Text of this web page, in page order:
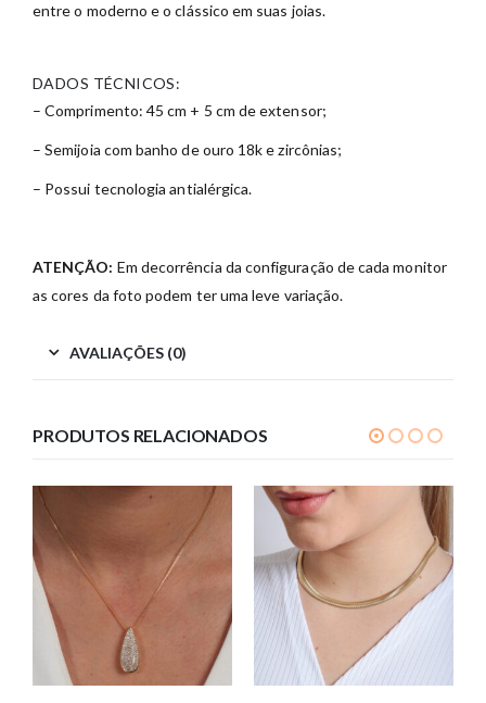
entre o moderno e o clássico em suas joias.
DADOS TÉCNICOS:
– Comprimento: 45 cm + 5 cm de extensor;
– Semijoia com banho de ouro 18k e zircônias;
– Possui tecnologia antialérgica.
ATENÇÃO: Em decorrência da configuração de cada monitor
as cores da foto podem ter uma leve variação.
AVALIAÇÕES (0)
PRODUTOS RELACIONADOS